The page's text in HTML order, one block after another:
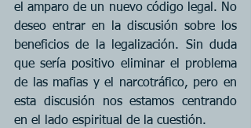
el amparo de un nuevo código legal. No
deseo entrar en la discusión sobre los
beneficios de la legalización. Sin duda
que sería positivo eliminar el problema
de las mafias y el narcotráfico, pero en
esta discusión nos estamos centrando
en el lado espiritual de la cuestión.